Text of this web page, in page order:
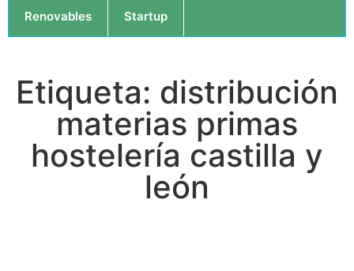
Renovables Startup
Etiqueta: distribución
materias primas
hostelería castilla y
león